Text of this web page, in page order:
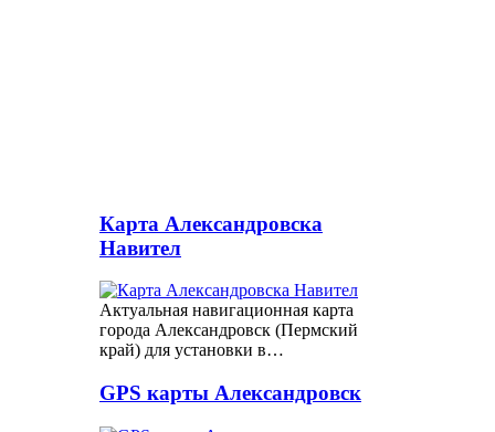
Карта Александровска
Навител
Актуальная навигационная карта
города Александровск (Пермский
край) для установки в…
GPS карты Александровск